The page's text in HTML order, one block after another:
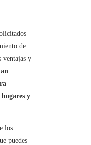
de
ventajas y
hogares y
los
puedes